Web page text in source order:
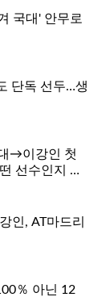
국대' 안무로
단독 선두…생
→이강인 첫
선수인지 보
인, AT마드리
％ 아닌 12